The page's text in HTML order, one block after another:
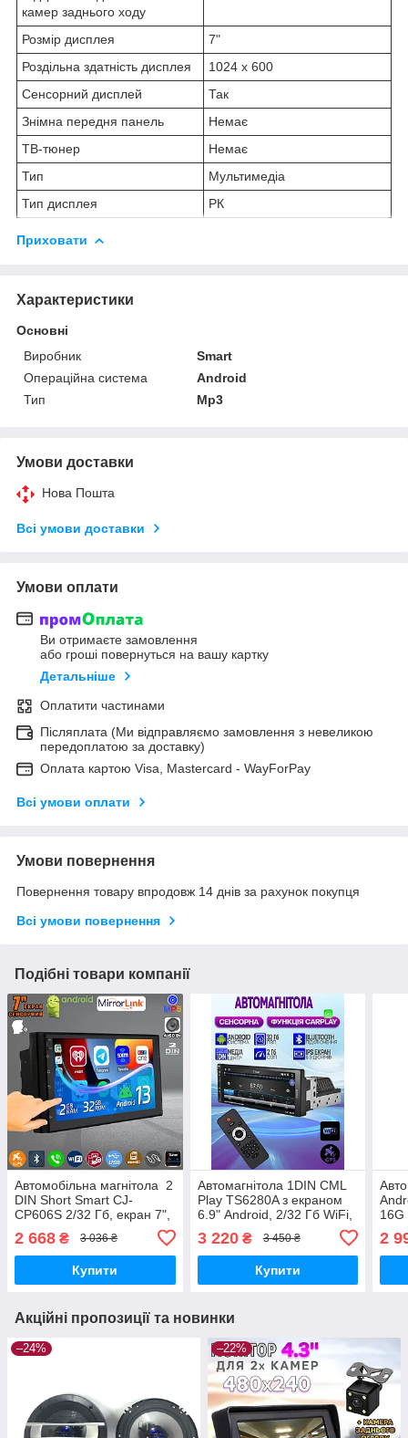
камер заднього ходу
Розмір дисплея
7"
Роздільна здатність дисплея
1024 х 600
Сенсорний дисплей
Так
Знімна передня панель
Немає
ТВ-тюнер
Немає
Тип
Мультимедіа
Тип дисплея
РК
Приховати
Характеристики
Основні
Виробник
Smart
Операційна система
Android
Тип
Mp3
Умови доставки
Нова Пошта
Всі умови доставки
Умови оплати
Ви отримаєте замовлення
або гроші повернуться на вашу картку
Детальніше
Оплатити частинами
Післяплата (Ми відправляємо замовлення з невеликою
передоплатою за доставку)
Оплата картою Visa, Mastercard - WayForPay
Всі умови оплати
Умови повернення
Повернення товару впродовж 14 днів за рахунок покупця
Всі умови повернення
Подібні товари компанії
Автомобільна магнітола 2
DIN Short Smart CJ-
CP606S 2/32 Гб, екран 7",
Fi/Android 13.0
2 668 ₴ 3 036 ₴
Купити
Автомагнітола 1DIN CML
Play TS6280A з екраном
6.9" Android, 2/32 Гб WiFi,
GPS, Bluetooth, Easylink
3 220₴ 3 450 ₴
Купити
16G
2
Акційні пропозиції та новинки
–24% –22%